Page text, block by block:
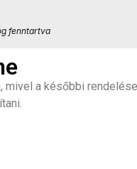
fenntartva
a későbbi